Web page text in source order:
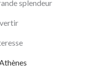
splendeur